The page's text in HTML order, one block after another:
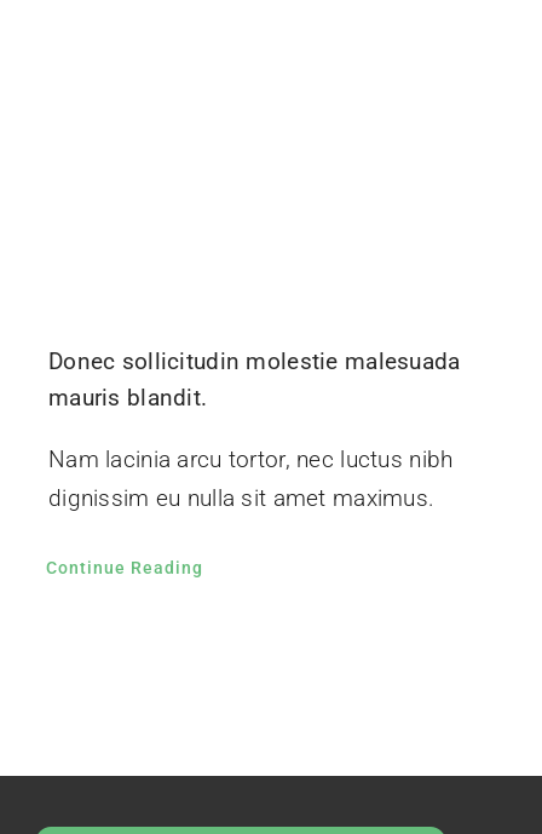
Donec sollicitudin molestie malesuada
mauris blandit.
Nam lacinia arcu tortor, nec luctus nibh
dignissim eu nulla sit amet maximus.
Continue Reading